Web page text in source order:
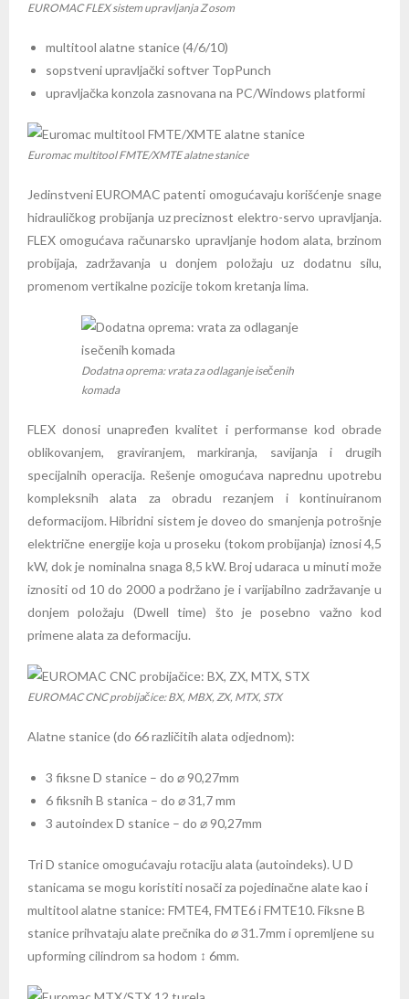
EUROMAC FLEX sistem upravljanja Z osom
multitool alatne stanice (4/6/10)
sopstveni upravljački softver TopPunch
upravljačka konzola zasnovana na PC/Windows platformi
Euromac multitool FMTE/XMTE alatne stanice
Jedinstveni EUROMAC patenti omogućavaju korišćenje snage
hidrauličkog probijanja uz preciznost elektro-servo upravljanja.
FLEX omogućava računarsko upravljanje hodom alata, brzinom
probijaja, zadržavanja u donjem položaju uz dodatnu silu,
promenom vertikalne pozicije tokom kretanja lima.
Dodatna oprema: vrata za odlaganje isečenih
komada
FLEX donosi unapređen kvalitet i performanse kod obrade
oblikovanjem, graviranjem, markiranja, savijanja i drugih
specijalnih operacija. Rešenje omogućava naprednu upotrebu
kompleksnih alata za obradu rezanjem i kontinuiranom
deformacijom. Hibridni sistem je doveo do smanjenja potrošnje
električne energije koja u proseku (tokom probijanja) iznosi 4,5
kW, dok je nominalna snaga 8,5 kW. Broj udaraca u minuti može
iznositi od 10 do 2000 a podržano je i varijabilno zadržavanje u
donjem položaju (Dwell time) što je posebno važno kod
primene alata za deformaciju.
EUROMAC CNC probijačice: BX, MBX, ZX, MTX, STX
Alatne stanice (do 66 različitih alata odjednom):
3 fiksne D stanice – do ⌀ 90,27mm
6 fiksnih B stanica – do ⌀ 31,7 mm
3 autoindex D stanice – do ⌀ 90,27mm
Tri D stanice omogućavaju rotaciju alata (autoindeks). U D
stanicama se mogu koristiti nosači za pojedinačne alate kao i
multitool alatne stanice: FMTE4, FMTE6 i FMTE10. Fiksne B
stanice prihvataju alate prečnika do ⌀ 31.7mm i opremljene su
upforming cilindrom sa hodom ↕ 6mm.